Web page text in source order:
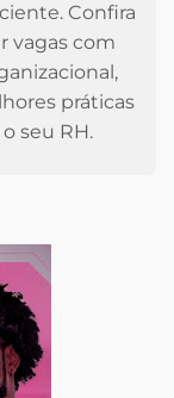
Confira
vagas com
práticas
seu RH.